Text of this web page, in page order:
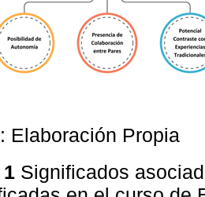
Elaboración Propia
Significados